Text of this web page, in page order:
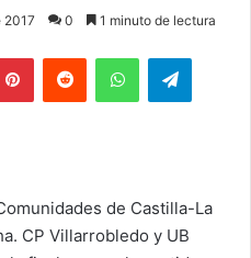
2017 0 1 minuto de lectura
de Castilla-La
CP Villarrobledo y UB